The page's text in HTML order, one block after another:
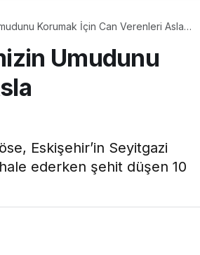
Korumak İçin Can Verenleri Asla
Umudunu
Eskişehir’in Seyitgazi
ederken şehit düşen 10